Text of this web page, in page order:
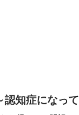
知症になっ